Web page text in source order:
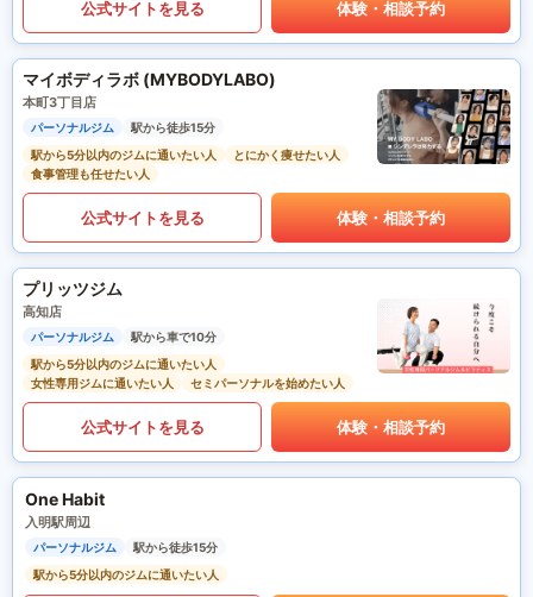
公式サイトを見る 体験・相談予約
マイボディラボ (MYBODYLABO)
本町3丁目店
パーソナルジム
駅から徒歩15分
駅から5分以内のジムに通いたい人
とにかく痩せたい人
食事管理も任せたい人
公式サイトを見る 体験・相談予約
プリッツジム
高知店
パーソナルジム
駅から車で10分
駅から5分以内のジムに通いたい人
女性専用ジムに通いたい人
セミパーソナルを始めたい人
公式サイトを見る 体験・相談予約
One Habit
入明駅周辺
パーソナルジム
駅から徒歩15分
駅から5分以内のジムに通いたい人